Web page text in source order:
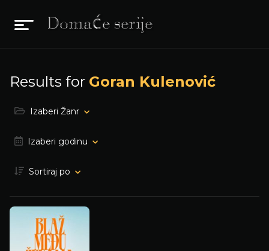
Results for Goran Kulenović
Izaberi Žanr
Izaberi godinu
Sortiraj po